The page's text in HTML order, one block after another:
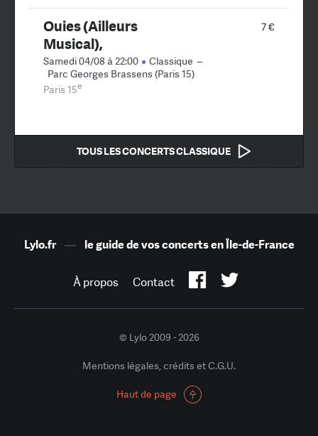
7 €
Ouies (Ailleurs
Musical),
Samedi 04/08 à 22:00 Classique –
Parc Georges Brassens (Paris 15)
Paris 15e
TOUS LES CONCERTS CLASSIQUE
Lylo.fr— le guide de vos concerts en Île-de-France
À propos Contact
© Lylo 2009 - 2026
Mentions légales, crédits et C.G.U.
Haut de page